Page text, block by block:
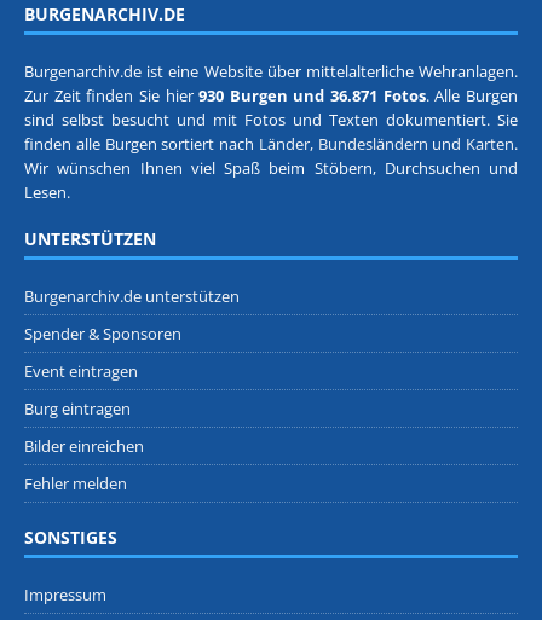
BURGENARCHIV.DE
Burgenarchiv.de ist eine Website über mittelalterliche Wehranlagen.
Zur Zeit finden Sie hier930 Burgen und 36.871 Fotos. Alle Burgen
sind selbst besucht und mit Fotos und Texten dokumentiert. Sie
finden alle Burgen sortiert nach Länder, Bundesländern und Karten.
Wir wünschen Ihnen viel Spaß beim Stöbern, Durchsuchen und
Lesen.
UNTERSTÜTZEN
Burgenarchiv.de unterstützen
Spender & Sponsoren
Event eintragen
Burg eintragen
Bilder einreichen
Fehler melden
SONSTIGES
Impressum